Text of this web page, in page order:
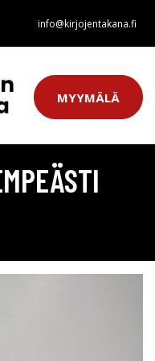
info@kirjojentakana.fi
MYYMÄLÄ